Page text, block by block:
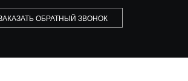
ОБРАТНЫЙ ЗВОНОК